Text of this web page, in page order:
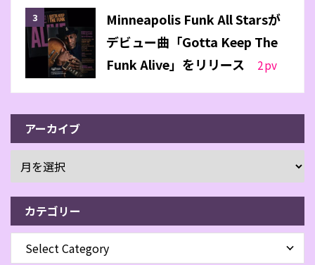
Minneapolis Funk All Starsが
デビュー曲「Gotta Keep The
Funk Alive」をリリース
2pv
アーカイブ
カテゴリー